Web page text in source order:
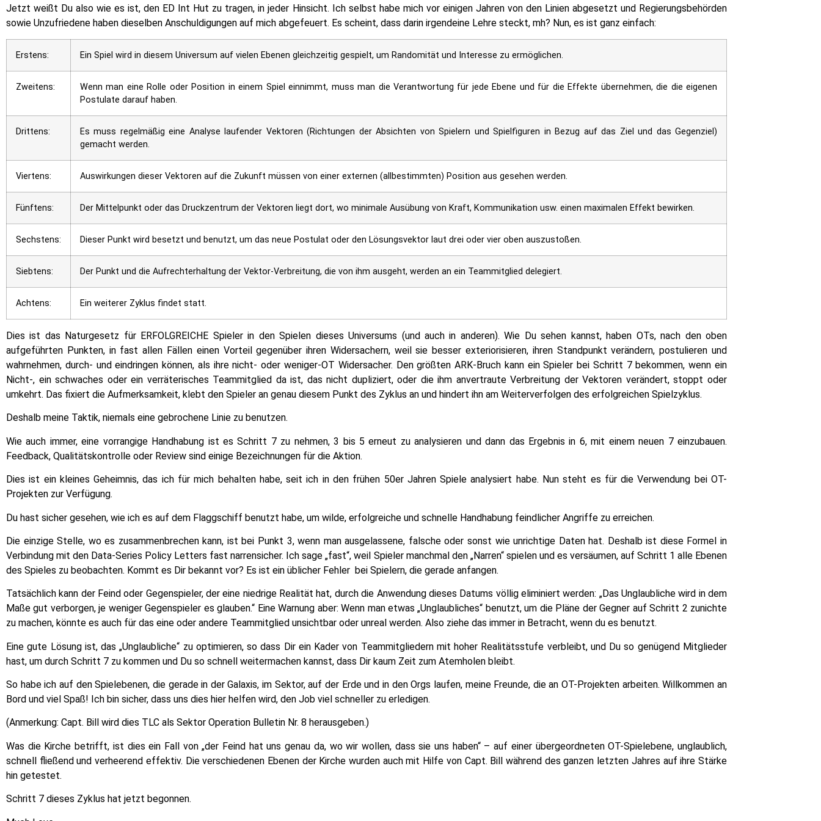
Jetzt weißt Du also wie es ist, den ED Int Hut zu tragen, in jeder Hinsicht. Ich selbst habe mich vor einigen Jahren von den Linien abgesetzt und Regierungsbehörden
sowie Unzufriedene haben dieselben Anschuldigungen auf mich abgefeuert. Es scheint, dass darin irgendeine Lehre steckt, mh? Nun, es ist ganz einfach:
Erstens: Ein Spiel wird in diesem Universum auf vielen Ebenen gleichzeitig gespielt, um Randomität und Interesse zu ermöglichen.
Zweitens:
Wenn man eine Rolle oder Position in einem Spiel einnimmt, muss man die Verantwortung für jede Ebene und für die Effekte übernehmen, die die eigenen
Postulate darauf haben.
Drittens:
Es muss regelmäßig eine Analyse laufender Vektoren (Richtungen der Absichten von Spielern und Spielfiguren in Bezug auf das Ziel und das Gegenziel)
gemacht werden.
Viertens: Auswirkungen dieser Vektoren auf die Zukunft müssen von einer externen (allbestimmten) Position aus gesehen werden.
Fünftens: Der Mittelpunkt oder das Druckzentrum der Vektoren liegt dort, wo minimale Ausübung von Kraft, Kommunikation usw. einen maximalen Effekt bewirken.
Sechstens: Dieser Punkt wird besetzt und benutzt, um das neue Postulat oder den Lösungsvektor laut drei oder vier oben auszustoßen.
Siebtens: Der Punkt und die Aufrechterhaltung der Vektor-Verbreitung, die von ihm ausgeht, werden an ein Teammitglied delegiert.
Achtens: Ein weiterer Zyklus findet statt.
Dies ist das Naturgesetz für ERFOLGREICHE Spieler in den Spielen dieses Universums (und auch in anderen). Wie Du sehen kannst, haben OTs, nach den oben
aufgeführten Punkten, in fast allen Fällen einen Vorteil gegenüber ihren Widersachern, weil sie besser exteriorisieren, ihren Standpunkt verändern, postulieren und
wahrnehmen, durch- und eindringen können, als ihre nicht- oder weniger-OT Widersacher. Den größten ARK-Bruch kann ein Spieler bei Schritt 7 bekommen, wenn ein
Nicht-, ein schwaches oder ein verräterisches Teammitglied da ist, das nicht dupliziert, oder die ihm anvertraute Verbreitung der Vektoren verändert, stoppt oder
umkehrt. Das fixiert die Aufmerksamkeit, klebt den Spieler an genau diesem Punkt des Zyklus an und hindert ihn am Weiterverfolgen des erfolgreichen Spielzyklus.
Deshalb meine Taktik, niemals eine gebrochene Linie zu benutzen.
Wie auch immer, eine vorrangige Handhabung ist es Schritt 7 zu nehmen, 3 bis 5 erneut zu analysieren und dann das Ergebnis in 6, mit einem neuen 7 einzubauen.
Feedback, Qualitätskontrolle oder Review sind einige Bezeichnungen für die Aktion.
Dies ist ein kleines Geheimnis, das ich für mich behalten habe, seit ich in den frühen 50er Jahren Spiele analysiert habe. Nun steht es für die Verwendung bei OT-
Projekten zur Verfügung.
Du hast sicher gesehen, wie ich es auf dem Flaggschiff benutzt habe, um wilde, erfolgreiche und schnelle Handhabung feindlicher Angriffe zu erreichen.
Die einzige Stelle, wo es zusammenbrechen kann, ist bei Punkt 3, wenn man ausgelassene, falsche oder sonst wie unrichtige Daten hat. Deshalb ist diese Formel in
Verbindung mit den Data-Series Policy Letters fast narrensicher. Ich sage „fast“, weil Spieler manchmal den „Narren“ spielen und es versäumen, auf Schritt 1 alle Ebenen
des Spieles zu beobachten. Kommt es Dir bekannt vor? Es ist ein üblicher Fehler bei Spielern, die gerade anfangen.
Tatsächlich kann der Feind oder Gegenspieler, der eine niedrige Realität hat, durch die Anwendung dieses Datums völlig eliminiert werden: „Das Unglaubliche wird in dem
Maße gut verborgen, je weniger Gegenspieler es glauben.“ Eine Warnung aber: Wenn man etwas „Unglaubliches“ benutzt, um die Pläne der Gegner auf Schritt 2 zunichte
zu machen, könnte es auch für das eine oder andere Teammitglied unsichtbar oder unreal werden. Also ziehe das immer in Betracht, wenn du es benutzt.
Eine gute Lösung ist, das „Unglaubliche“ zu optimieren, so dass Dir ein Kader von Teammitgliedern mit hoher Realitätsstufe verbleibt, und Du so genügend Mitglieder
hast, um durch Schritt 7 zu kommen und Du so schnell weitermachen kannst, dass Dir kaum Zeit zum Atemholen bleibt.
So habe ich auf den Spielebenen, die gerade in der Galaxis, im Sektor, auf der Erde und in den Orgs laufen, meine Freunde, die an OT-Projekten arbeiten. Willkommen an
Bord und viel Spaß! Ich bin sicher, dass uns dies hier helfen wird, den Job viel schneller zu erledigen.
(Anmerkung: Capt. Bill wird dies TLC als Sektor Operation Bulletin Nr. 8 herausgeben.)
Was die Kirche betrifft, ist dies ein Fall von „der Feind hat uns genau da, wo wir wollen, dass sie uns haben“ – auf einer übergeordneten OT-Spielebene, unglaublich,
schnell fließend und verheerend effektiv. Die verschiedenen Ebenen der Kirche wurden auch mit Hilfe von Capt. Bill während des ganzen letzten Jahres auf ihre Stärke
hin getestet.
Schritt 7 dieses Zyklus hat jetzt begonnen.